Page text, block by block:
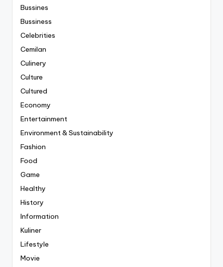
Bussines
Bussiness
Celebrities
Cemilan
Culinery
Culture
Cultured
Economy
Entertainment
Environment & Sustainability
Fashion
Food
Game
Healthy
History
Information
Kuliner
Lifestyle
Movie